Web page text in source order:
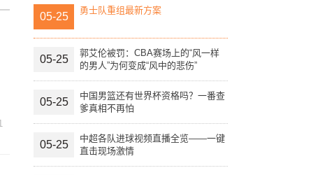
05-25
勇士队重组最新方案
05-25
郭艾伦被罚：CBA赛场上的“风一样
的男人”为何变成“风中的悲伤”
05-25
中国男篮还有世界杯资格吗？一番查
爹真相不再怕
05-25
中超各队进球视频直播全览——一键
直击现场激情